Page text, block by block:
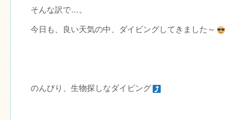
そんな訳で…。
今日も、良い天気の中、ダイビングしてきました～
のんびり、生物探しなダイビング